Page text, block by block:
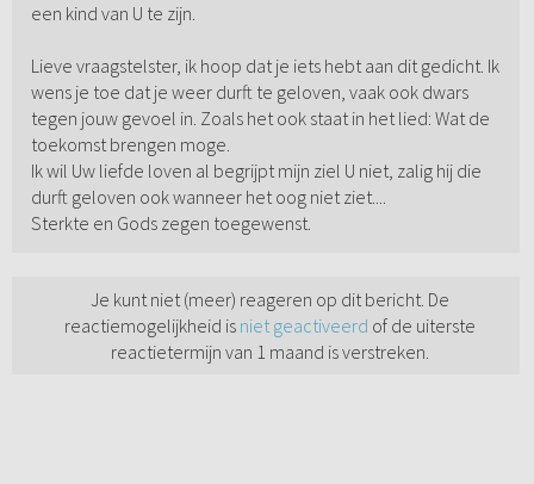
een kind van U te zijn.
Lieve vraagstelster, ik hoop dat je iets hebt aan dit gedicht. Ik
wens je toe dat je weer durft te geloven, vaak ook dwars
tegen jouw gevoel in. Zoals het ook staat in het lied: Wat de
toekomst brengen moge.
Ik wil Uw liefde loven al begrijpt mijn ziel U niet, zalig hij die
durft geloven ook wanneer het oog niet ziet....
Sterkte en Gods zegen toegewenst.
Je kunt niet (meer) reageren op dit bericht. De
reactiemogelijkheid is niet geactiveerd of de uiterste
reactietermijn van 1 maand is verstreken.